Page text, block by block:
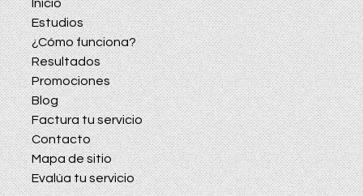
Inicio
Estudios
¿Cómo funciona?
Resultados
Promociones
Blog
Factura tu servicio
Contacto
Mapa de sitio
Evalúa tu servicio